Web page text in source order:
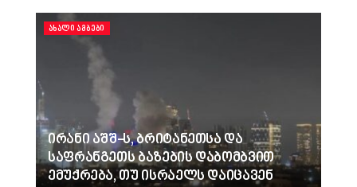
ᲐᲮᲐᲚᲘ ᲐᲛᲑᲔᲑᲘ
ირანი აშშ-ს, ბრიტანეთსა და
საფრანგეთს ბაზების დაბომბვით
ემუქრება, თუ ისრაელს დაიცავენ